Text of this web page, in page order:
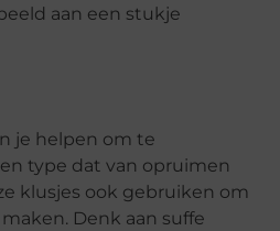
aan een stukje
je helpen om te
type dat van opruimen
klusjes ook gebruiken om
Denk aan suffe